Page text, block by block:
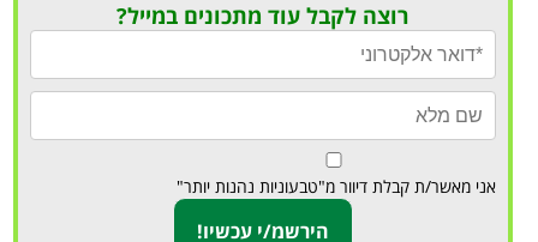
רוצה לקבל עוד מתכונים במייל?
אני מאשר/ת קבלת דיוור מ"טבעוניות נהנות יותר"